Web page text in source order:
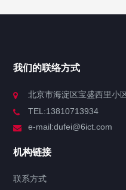
我们的联络方式
北京市海淀区宝盛西里小
TEL:13810713934
e-mail:dufei@6ict.com
机构链接
联系方式